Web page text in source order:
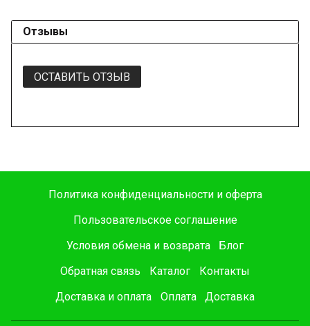
Отзывы
ОСТАВИТЬ ОТЗЫВ
Политика конфиденциальности и оферта
Пользовательское соглашение
Условия обмена и возврата
Блог
Обратная связь
Каталог
Контакты
Доставка и оплата
Оплата Доставка